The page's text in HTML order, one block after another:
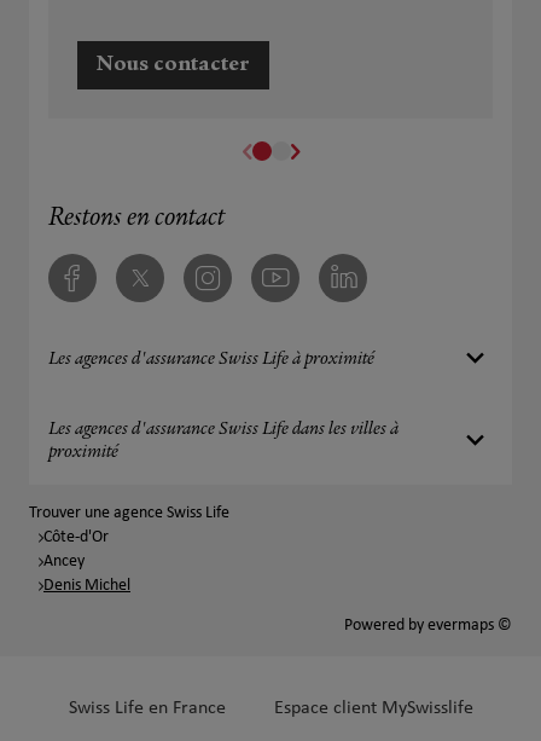
Nous contacter
Restons en contact
FacebookTwitter InstagramYoutube Linkedin
Les agences d'assurance Swiss Life à proximité
Les agences d'assurance Swiss Life dans les villes à
proximité
Trouver une agence Swiss Life
Côte-d'Or
Ancey
Denis Michel
Powered by evermaps ©
Swiss Life en France Espace client MySwisslife